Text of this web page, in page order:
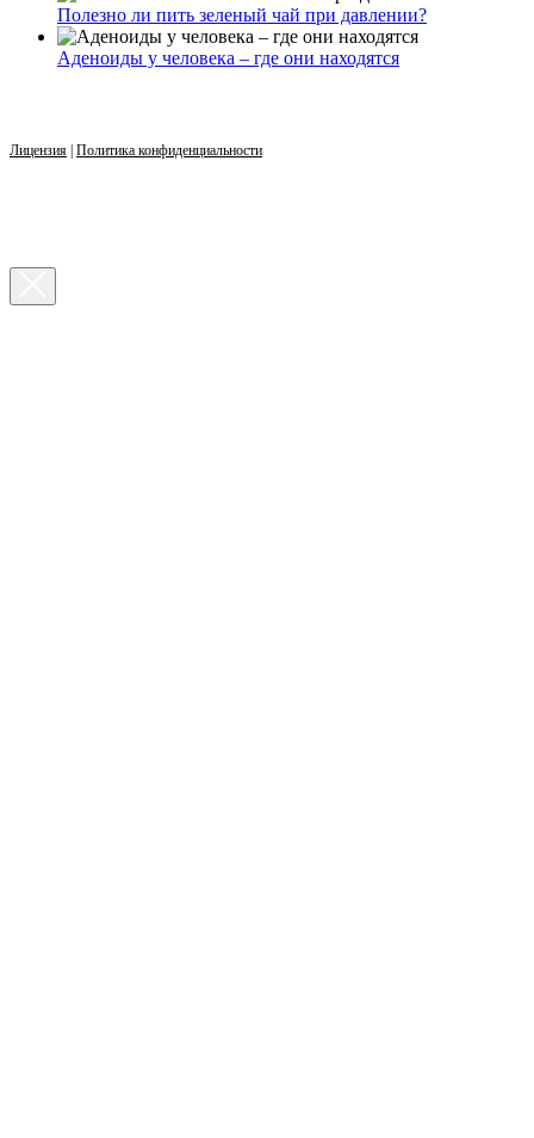
Полезно ли пить зеленый чай при давлении?
Аденоиды у человека – где они находятся
Лицензия | Политика конфиденциальности